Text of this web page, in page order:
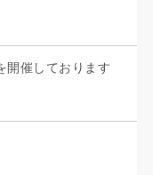
開催しております